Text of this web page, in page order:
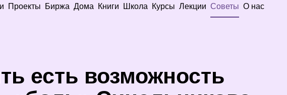
Проекты Биржа Дома Книги Школа Курсы Лекции Советы О нас
есть возможность